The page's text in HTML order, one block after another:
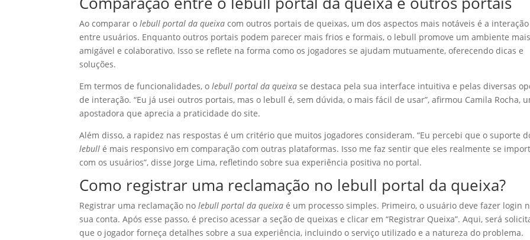
Ao comparar olebull portal da queixa com outros portais de queixas, um dos aspectos mais notáveis é a interação
entre usuários. Enquanto outros portais podem parecer mais frios e formais, o lebull promove um ambiente mais
amigável e colaborativo. Isso se reflete na forma como os jogadores se ajudam mutuamente, oferecendo dicas e
soluções.
Em termos de funcionalidades, olebull portal da queixa se destaca pela sua interface intuitiva e pelas diversas
de interação. “Eu já usei outros portais, mas o lebull é, sem dúvida, o mais fácil de usar”, afirmou Camila Rocha,
apostadora que aprecia a praticidade do site.
Além disso, a rapidez nas respostas é um critério que muitos jogadores consideram. “Eu percebi que o suporte
lebull é mais responsivo em comparação com outras plataformas. Isso me faz sentir que eles realmente se
com os usuários”, disse Jorge Lima, refletindo sobre sua experiência positiva no portal.
Como registrar uma reclamação no lebull portal da queixa?
Registrar uma reclamação nolebull portal da queixa é um processo simples. Primeiro, o usuário deve fazer login
sua conta. Após esse passo, é preciso acessar a seção de queixas e clicar em “Registrar Queixa”. Aqui, será
que o jogador forneça detalhes sobre a sua experiência, incluindo o serviço utilizado e a natureza do problema.